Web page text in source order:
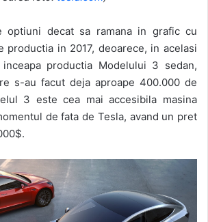
optiuni decat sa ramana in grafic cu
productia in 2017, deoarece, in acelasi
productia Modelului 3 sedan,
s-au facut deja aproape 400.000 de
3 este cea mai accesibila masina
de fata de Tesla, avand un pret